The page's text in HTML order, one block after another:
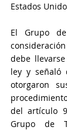
Estados
El Grupo
debe
ley y señaló
otorgaron
del artículo
Grupo de